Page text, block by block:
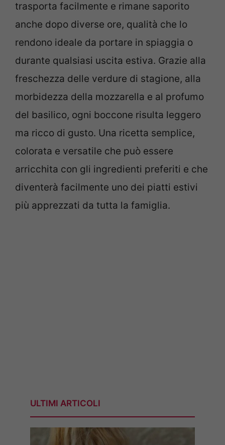
trasporta facilmente e rimane saporito
anche dopo diverse ore, qualità che lo
rendono ideale da portare in spiaggia o
durante qualsiasi uscita estiva. Grazie alla
freschezza delle verdure di stagione, alla
morbidezza della mozzarella e al profumo
del basilico, ogni boccone risulta leggero
ma ricco di gusto. Una ricetta semplice,
colorata e versatile che può essere
arricchita con gli ingredienti preferiti e che
diventerà facilmente uno dei piatti estivi
più apprezzati da tutta la famiglia.
ULTIMI ARTICOLI